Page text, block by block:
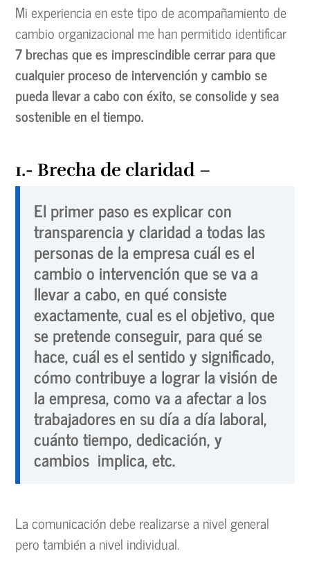
Mi experiencia en este tipo de acompañamiento de
cambio organizacional me han permitido identificar
7 brechas que es imprescindible cerrar para que
cualquier proceso de intervención y cambio se
pueda llevar a cabo con éxito, se consolide y sea
sostenible en el tiempo.
1.- Brecha de claridad–
El primer paso es explicar con
transparencia y claridad a todas las
personas de la empresa cuál es el
cambio o intervención que se va a
llevar a cabo, en qué consiste
exactamente, cual es el objetivo, que
se pretende conseguir, para qué se
hace, cuál es el sentido y significado,
cómo contribuye a lograr la visión de
la empresa, como va a afectar a los
trabajadores en su día a día laboral,
cuánto tiempo, dedicación, y
cambios implica, etc.
La comunicación debe realizarse a nivel general
pero también a nivel individual.